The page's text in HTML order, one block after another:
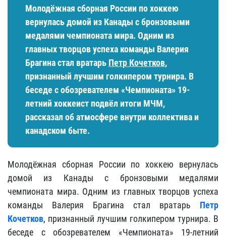
Молодёжная сборная России по хоккею
вернулась домой из Канады с бронзовыми
медалями чемпионата мира. Одним из
главных творцов успеха команды Валерия
Брагина стал вратарь Петр Кочетков,
признанный лучшим голкипером турнира. В
беседе с обозревателем «Чемпионата» 19-
летний хоккеист подвёл итоги МЧМ,
рассказал об атмосфере внутри коллектива и
канадском быте.
Молодёжная сборная России по хоккею вернулась
домой из Канады с бронзовыми медалями
чемпионата мира. Одним из главных творцов успеха
команды Валерия Брагина стал вратарь Петр
Кочетков, признанный лучшим голкипером турнира. В
беседе с обозревателем «Чемпионата» 19-летний